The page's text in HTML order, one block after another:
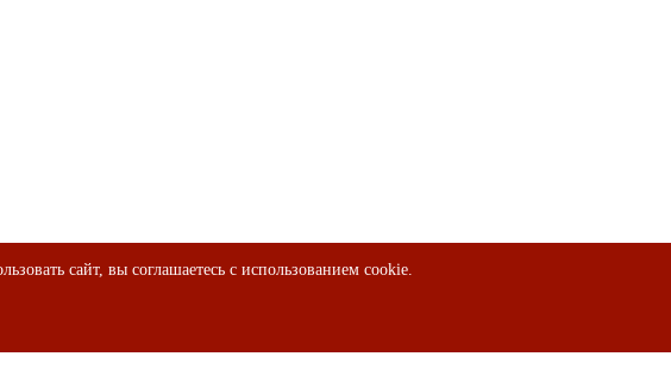
сайт, вы соглашаетесь с использованием cookie.